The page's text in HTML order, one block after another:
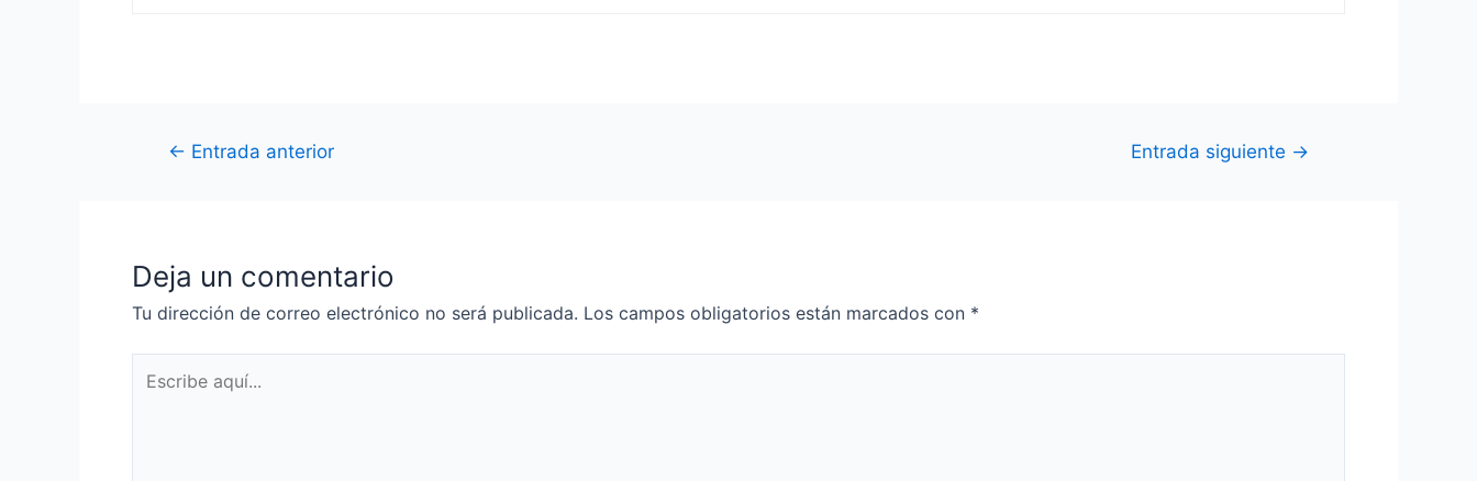
Navegación
← Entrada anterior Entrada siguiente →
Deja un comentario
Tu dirección de correo electrónico no será publicada. Los campos obligatorios están marcados con *
aquí...